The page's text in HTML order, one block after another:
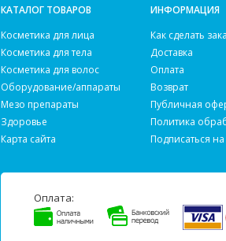
КАТАЛОГ ТОВАРОВ
Косметика для лица
Косметика для тела
Косметика для волос
Оборудование/аппараты
Мезо препараты
Здоровье
Карта сайта
ИНФОРМАЦИЯ
Как сделать
Доставка
Оплата
Возврат
Публичная
Политика
Подписаться
Оплата: